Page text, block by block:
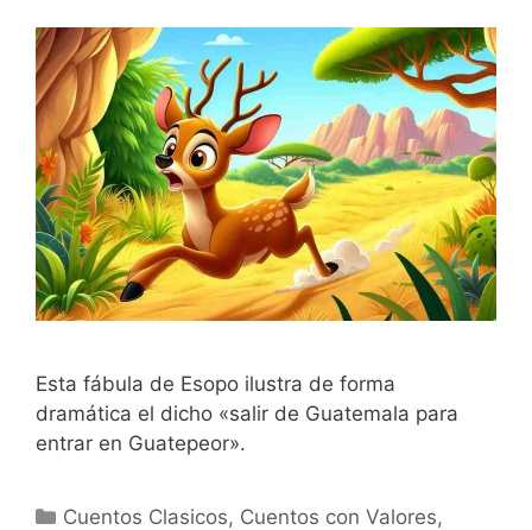
Esta fábula de Esopo ilustra de forma
dramática el dicho «salir de Guatemala para
entrar en Guatepeor».
Categorías
Cuentos Clasicos, Cuentos con Valores,